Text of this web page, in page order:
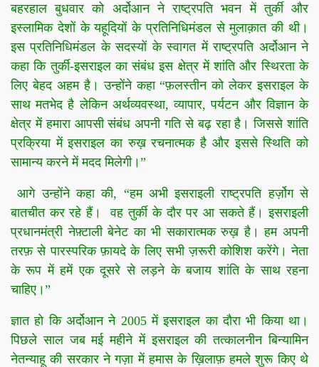
बहरहालबुधवार को अर्दोआन ने राष्ट्रपति भवन में तुर्की और
इस्लामिक देशों के यहूदियों के प्रतिनिधिमंडल से मुलाक़ात की थी।
इस प्रतिनिधिमंडल के सदस्यों के स्वागत में राष्ट्रपति अर्दोआन ने
कहा कि तुर्की-इसराइल का संबंध इस क्षेत्र में शांति और स्थिरता के
लिए बेहद अहम है। उन्होंने कहा “फ़लस्तीन को लेकर इसराइल के
साथ मतभेद है लेकिन अर्थव्यवस्था, व्यापार, पर्यटन और विज्ञान के
क्षेत्र में हमारा आपसी संबंध अपनी गति से बढ़ रहा है। जिससे शांति
प्रक्रिया में इसराइल का रुख़ रचनात्मक है और इससे स्थिति को
सामान्य करने में मदद मिलेगी।”
आगे उन्होंने कहा की, “हम अभी इसराइली राष्ट्रपति हर्ज़ोग से
बातचीत कर रहे हैं। वह तुर्की के दौर पर आ सकते हैं। इसराइली
प्रधानमंत्री नेफ़्टाली बेनेट का भी सकारात्मक रुख़ है। हम अपनी
तरफ़ से पारस्परिक फ़ायदे के लिए सभी ज़रूरी कोशिश करेंगे। नेता
के रूप में हमें एक दूसरे से लड़ने के बजाय शांति के साथ रहना
चाहिए।”
ज्ञात हो कि अर्दोआन ने 2005 में इसराइल का दौरा भी किया था।
पिछले साल जब मई महीने में इसराइल की तत्कालनीन बिन्यामिन
नेतन्याहू की सरकार ने गज़ा में हमास के ख़िलाफ़ हमले शुरू किए थे